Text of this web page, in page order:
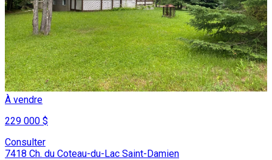
À vendre
229 000 $
Consulter
7418 Ch. du Coteau-du-Lac Saint-Damien